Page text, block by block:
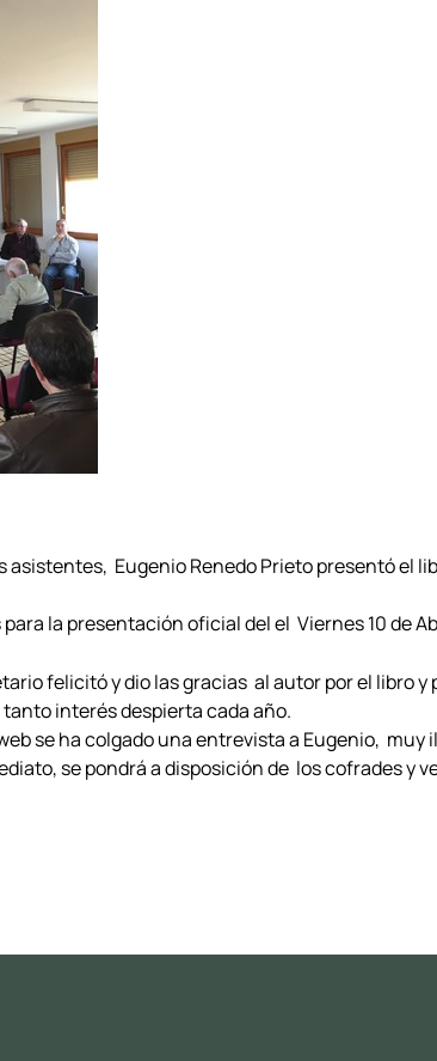
asistentes, Eugenio Renedo Prieto presentó
la presentación oficial del el Viernes 10 de
felicitó y dio las gracias al autor por el libro
interés despierta cada año.
se ha colgado una entrevista a Eugenio,
se pondrá a disposición de los cofrades y